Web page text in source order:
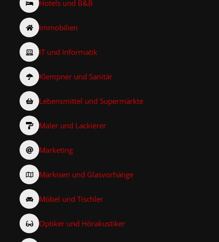
Hotels und B&B
Immobilien
IT und Informatik
Klempner und Sanitär
Lebensmittel und Supermärkte
Maler und Lackierer
Marketing
Markisen und Glasvorhänge
Möbel und Tischler
Optiker und Hörakustiker